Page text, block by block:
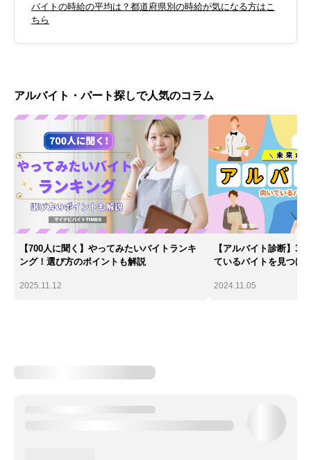
バイトの時給の平均は？都道府県別の時給が気になる方はこ
ちら
アルバイト・パート探しで人気のコラム
【700人に聞く】やってみたいバイトランキ
ング！選び方のポイントも解説
2025.11.12
【アルバイト診断】
ているバイトを見つけ
2024.11.05